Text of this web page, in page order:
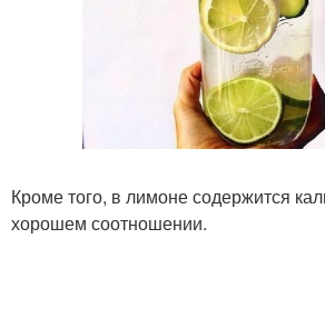
Кроме того, в лимоне содержится
хорошем соотношении.